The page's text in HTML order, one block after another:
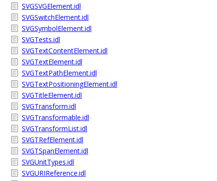
SVGSVGElement.idl
SVGSwitchElement.idl
SVGSymbolElement.idl
SVGTests.idl
SVGTextContentElement.idl
SVGTextElement.idl
SVGTextPathElement.idl
SVGTextPositioningElement.idl
SVGTitleElement.idl
SVGTransform.idl
SVGTransformable.idl
SVGTransformList.idl
SVGTRefElement.idl
SVGTSpanElement.idl
SVGUnitTypes.idl
SVGURIReference.idl